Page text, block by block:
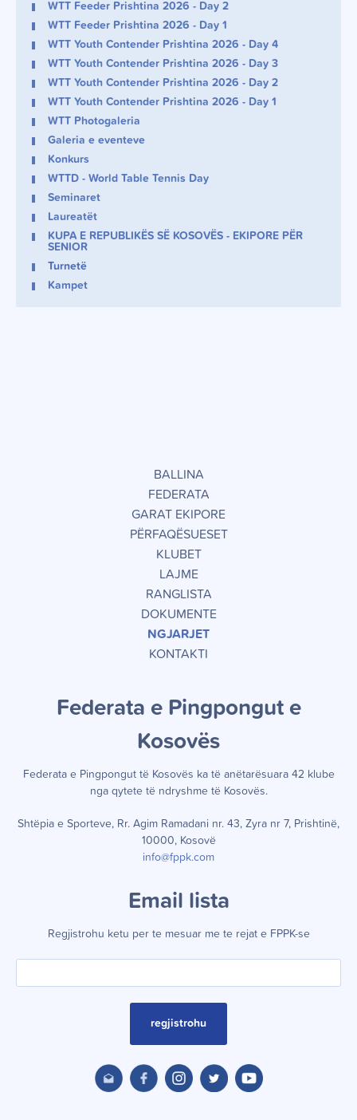
WTT Feeder Prishtina 2026 - Day 2
WTT Feeder Prishtina 2026 - Day 1
WTT Youth Contender Prishtina 2026 - Day 4
WTT Youth Contender Prishtina 2026 - Day 3
WTT Youth Contender Prishtina 2026 - Day 2
WTT Youth Contender Prishtina 2026 - Day 1
WTT Photogaleria
Galeria e eventeve
Konkurs
WTTD - World Table Tennis Day
Seminaret
Laureatët
KUPA E REPUBLIKËS SË KOSOVËS - EKIPORE PËR
SENIOR
Turnetë
Kampet
BALLINA
FEDERATA
GARAT EKIPORE
PËRFAQËSUESET
KLUBET
LAJME
RANGLISTA
DOKUMENTE
NGJARJET
KONTAKTI
Federata e Pingpongut e
Kosovës
Federata e Pingpongut të Kosovës ka të anëtarësuara 42 klube
nga qytete të ndryshme të Kosovës.
Shtëpia e Sporteve, Rr. Agim Ramadani nr. 43, Zyra nr 7, Prishtinë,
10000, Kosovë
info@fppk.com
Email lista
Regjistrohu ketu per te mesuar me te rejat e FPPK-se
regjistrohu